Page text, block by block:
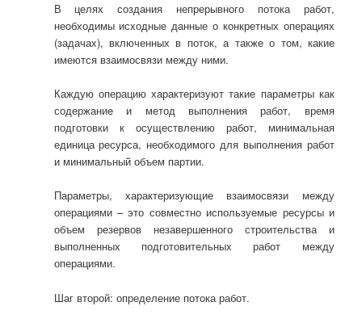
В целях создания непрерывного потока работ,
необходимы исходные данные о конкретных операциях
(задачах), включенных в поток, а также о том, какие
имеются взаимосвязи между ними.
Каждую операцию характеризуют такие параметры как
содержание и метод выполнения работ, время
подготовки к осуществлению работ, минимальная
единица ресурса, необходимого для выполнения работ
и минимальный объем партии.
Параметры, характеризующие взаимосвязи между
операциями – это совместно используемые ресурсы и
объем резервов незавершенного строительства и
выполненных подготовительных работ между
операциями.
Шаг второй: определение потока работ.